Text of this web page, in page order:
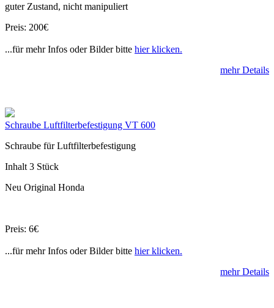
guter Zustand, nicht manipuliert
Preis: 200€
...für mehr Infos oder Bilder bitte hier klicken.
mehr Details
Schraube Luftfilterbefestigung VT 600
Schraube für Luftfilterbefestigung
Inhalt 3 Stück
Neu Original Honda
Preis: 6€
...für mehr Infos oder Bilder bitte hier klicken.
mehr Details